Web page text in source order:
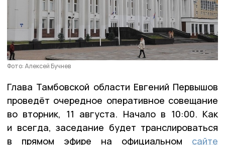
Фото: Алексей Бучнев
Глава Тамбовской области Евгений Первышов
проведёт очередное оперативное совещание
во вторник, 11 августа. Начало в 10:00. Как
и всегда, заседание будет транслироваться
в прямом эфире на официальном сайте